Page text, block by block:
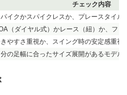
チェック内容
イクかスパイクレスか、プレースタイル
（ダイヤル式）かレース（紐）か、フ
やすさ重視か、スイング時の安定感重視
の足幅に合ったサイズ展開があるモデル